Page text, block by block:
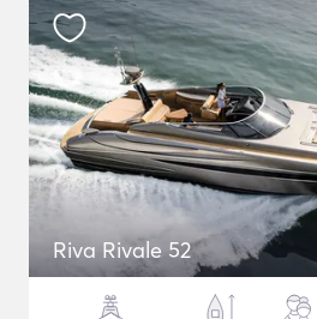
Riva Rivale 52